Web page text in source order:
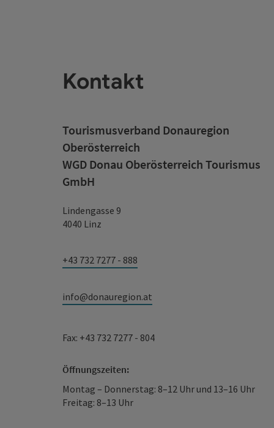
Kontakt
Tourismusverband Donauregion
Oberösterreich
WGD Donau Oberösterreich Tourismus
GmbH
Lindengasse 9
4040 Linz
+43 732 7277 - 888
info@donauregion.at
Fax: +43 732 7277 - 804
Öffnungszeiten:
Montag – Donnerstag: 8–12 Uhr und 13–16 Uhr
Freitag: 8–13 Uhr